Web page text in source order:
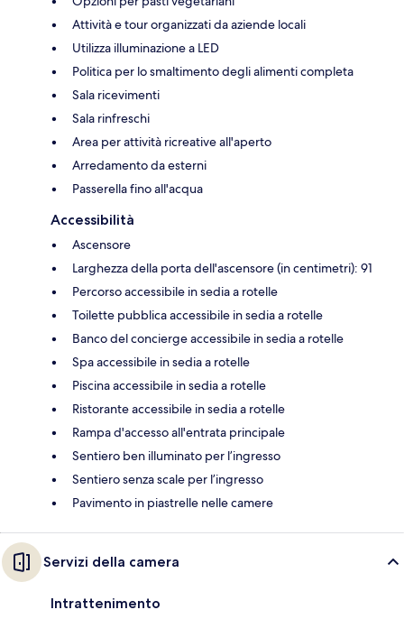
Attività e tour organizzati da aziende locali
Utilizza illuminazione a LED
Politica per lo smaltimento degli alimenti completa
Sala ricevimenti
Sala rinfreschi
Area per attività ricreative all'aperto
Arredamento da esterni
Passerella fino all'acqua
Accessibilità
Ascensore
Larghezza della porta dell'ascensore (in centimetri): 91
Percorso accessibile in sedia a rotelle
Toilette pubblica accessibile in sedia a rotelle
Banco del concierge accessibile in sedia a rotelle
Spa accessibile in sedia a rotelle
Piscina accessibile in sedia a rotelle
Ristorante accessibile in sedia a rotelle
Rampa d'accesso all'entrata principale
Sentiero ben illuminato per l’ingresso
Sentiero senza scale per l’ingresso
Pavimento in piastrelle nelle camere
Servizi della camera
Intrattenimento